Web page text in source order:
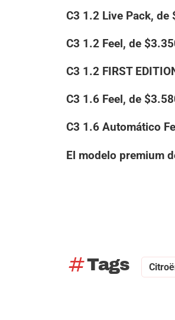
C3 1.2 Live Pack, de
C3 1.2 Feel, de
C3 1.2 FIRST
C3 1.6 Feel, de
C3 1.6 Automático
El modelo premium
tagTags